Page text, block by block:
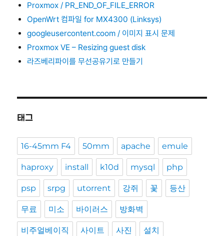
Proxmox / PR_END_OF_FILE_ERROR
OpenWrt 컴파일 for MX4300 (Linksys)
googleusercontent.coom / 이미지 표시 문제
Proxmox VE – Resizing guest disk
라즈베리파이를 무선공유기로 만들기
태그
16-45mm F4 50mm apache emule
haproxy install k10d mysql php
psp srpg utorrent 강쥐 꽃 등산
무료 미소 바이러스 방화벽
비주얼베이직 사이트 사진 설치